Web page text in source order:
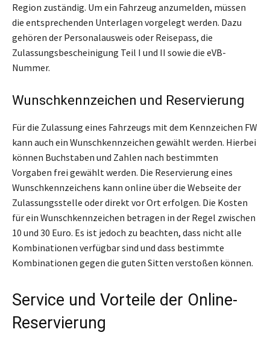
Region zuständig. Um ein Fahrzeug anzumelden, müssen
die entsprechenden Unterlagen vorgelegt werden. Dazu
gehören der Personalausweis oder Reisepass, die
Zulassungsbescheinigung Teil I und II sowie die eVB-
Nummer.
Wunschkennzeichen und Reservierung
Für die Zulassung eines Fahrzeugs mit dem Kennzeichen FW
kann auch ein Wunschkennzeichen gewählt werden. Hierbei
können Buchstaben und Zahlen nach bestimmten
Vorgaben frei gewählt werden. Die Reservierung eines
Wunschkennzeichens kann online über die Webseite der
Zulassungsstelle oder direkt vor Ort erfolgen. Die Kosten
für ein Wunschkennzeichen betragen in der Regel zwischen
10 und 30 Euro. Es ist jedoch zu beachten, dass nicht alle
Kombinationen verfügbar sind und dass bestimmte
Kombinationen gegen die guten Sitten verstoßen können.
Service und Vorteile der Online-
Reservierung